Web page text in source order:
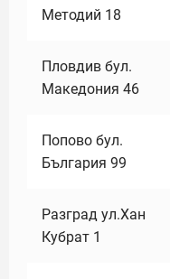
Методий 18
Пловдив бул.
Македония 46
Попово бул.
България 99
Разград ул.Хан
Кубрат 1